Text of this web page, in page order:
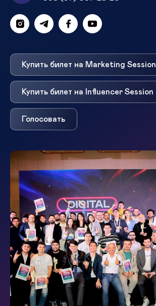
Купить билет на Marketing Session
Купить билет на Influencer Session
Голосовать